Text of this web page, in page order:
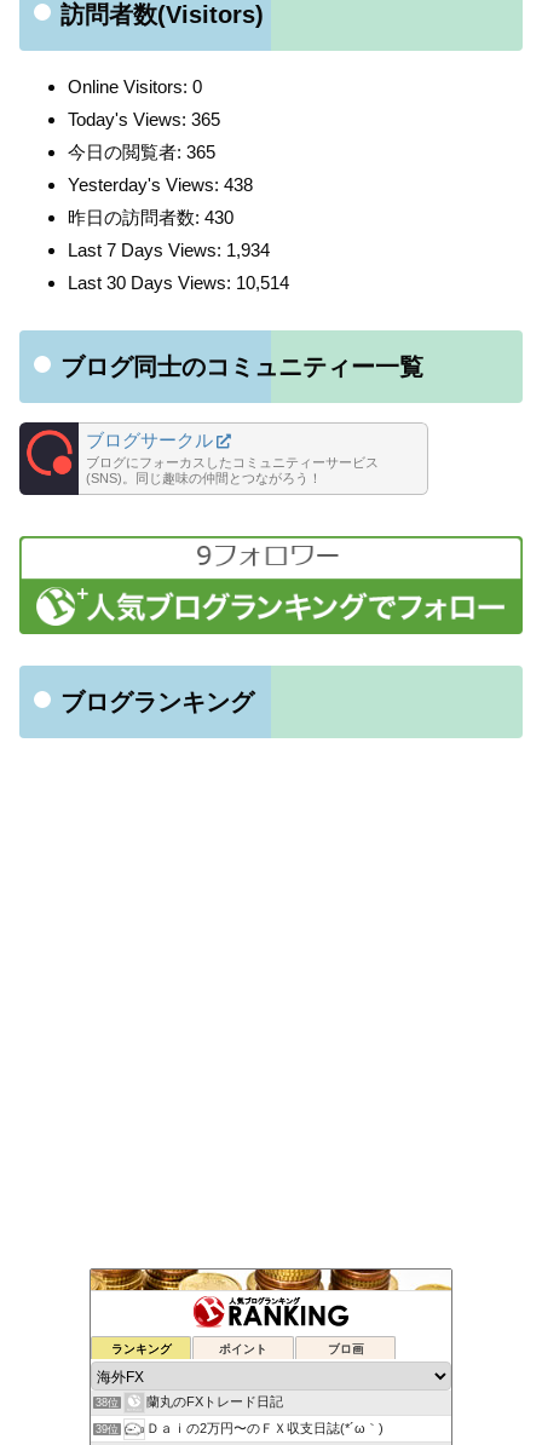
訪問者数(Visitors)
Online Visitors: 0
Today's Views: 365
今日の閲覧者: 365
Yesterday's Views: 438
昨日の訪問者数: 430
Last 7 Days Views: 1,934
Last 30 Days Views: 10,514
ブログ同士のコミュニティー一覧
ブログサークル
ブログにフォーカスしたコミュニティーサービス
(SNS)。同じ趣味の仲間とつながろう！
ブログランキング
ランキング ポイント ブロ画
36位 元FX業者による必勝システムトレード！
37位
38位 蘭丸のFXトレード日記
39位 Ｄａｉの2万円〜のＦＸ収支日誌(*´ω｀)